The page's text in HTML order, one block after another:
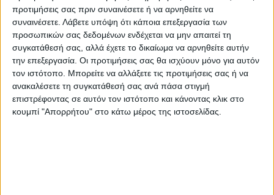
προτιμήσεις σας πριν συναινέσετε ή να αρνηθείτε να
συναινέσετε. Λάβετε υπόψη ότι κάποια επεξεργασία των
προσωπικών σας δεδομένων ενδέχεται να μην απαιτεί τη
συγκατάθεσή σας, αλλά έχετε το δικαίωμα να αρνηθείτε αυτήν
την επεξεργασία. Οι προτιμήσεις σας θα ισχύουν μόνο για αυτόν
τον ιστότοπο. Μπορείτε να αλλάξετε τις προτιμήσεις σας ή να
ανακαλέσετε τη συγκατάθεσή σας ανά πάσα στιγμή
επιστρέφοντας σε αυτόν τον ιστότοπο και κάνοντας κλικ στο
κουμπί "Απορρήτου" στο κάτω μέρος της ιστοσελίδας.
ΝΕΟΣ ΑΓΩΝ